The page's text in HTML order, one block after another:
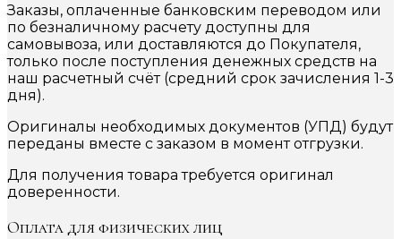
Заказы, оплаченные банковским переводом или
по безналичному расчету доступны для
самовывоза, или доставляются до Покупателя,
только после поступления денежных средств на
наш расчетный счёт (средний срок зачисления 1-3
дня).
Оригиналы необходимых документов (УПД) будут
переданы вместе с заказом в момент отгрузки.
Для получения товара требуется оригинал
доверенности.
Оплата для физических лиц